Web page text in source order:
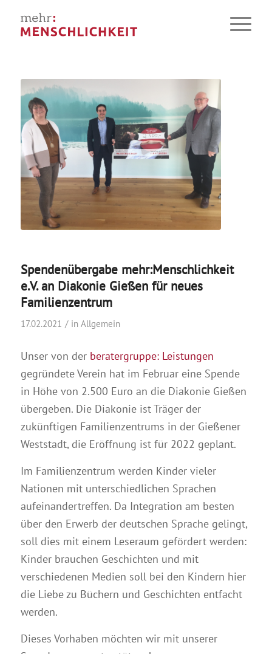
Spendenübergabe mehr:Menschlichkeit
e.V. an Diakonie Gießen für neues
Familienzentrum
17.02.2021 in Allgemein
Unser von der beratergruppe: Leistungen
gegründete Verein hat im Februar eine Spende
in Höhe von 2.500 Euro an die Diakonie Gießen
übergeben. Die Diakonie ist Träger der
zukünftigen Familienzentrums in der Gießener
Weststadt, die Eröffnung ist für 2022 geplant.
Im Familienzentrum werden Kinder vieler
Nationen mit unterschiedlichen Sprachen
aufeinandertreffen. Da Integration am besten
über den Erwerb der deutschen Sprache gelingt,
soll dies mit einem Leseraum gefördert werden:
Kinder brauchen Geschichten und mit
verschiedenen Medien soll bei den Kindern hier
die Liebe zu Büchern und Geschichten entfacht
werden.
Dieses Vorhaben möchten wir mit unserer